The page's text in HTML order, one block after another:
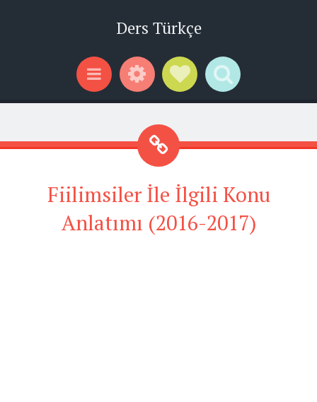
Ders Türkçe
Menu WidgetsSocial Links
Search
Fiilimsiler İle İlgili Konu
Anlatımı (2016-2017)